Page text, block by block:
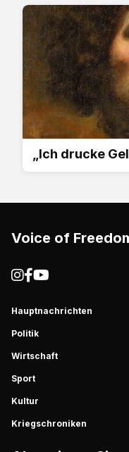
„Ich drucke
Voice of
Hauptnachrichten
Politik
Wirtschaft
Sport
Kultur
Kriegschroniken